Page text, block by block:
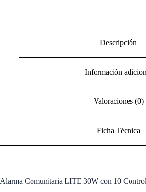
Descripción
Información
Valoraciones (0)
Ficha Técnica
Alarma Comunitaria LITE 30W con 10